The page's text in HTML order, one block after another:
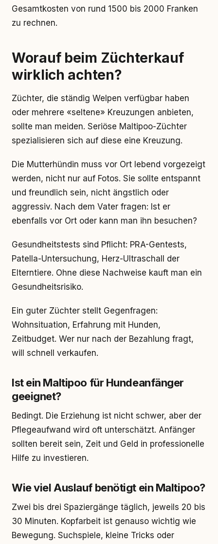
Gesamtkosten von rund 1500 bis 2000 Franken
zu rechnen.
Worauf beim Züchterkauf
wirklich achten?
Züchter, die ständig Welpen verfügbar haben
oder mehrere «seltene» Kreuzungen anbieten,
sollte man meiden. Seriöse Maltipoo-Züchter
spezialisieren sich auf diese eine Kreuzung.
Die Mutterhündin muss vor Ort lebend vorgezeigt
werden, nicht nur auf Fotos. Sie sollte entspannt
und freundlich sein, nicht ängstlich oder
aggressiv. Nach dem Vater fragen: Ist er
ebenfalls vor Ort oder kann man ihn besuchen?
Gesundheitstests sind Pflicht: PRA-Gentests,
Patella-Untersuchung, Herz-Ultraschall der
Elterntiere. Ohne diese Nachweise kauft man ein
Gesundheitsrisiko.
Ein guter Züchter stellt Gegenfragen:
Wohnsituation, Erfahrung mit Hunden,
Zeitbudget. Wer nur nach der Bezahlung fragt,
will schnell verkaufen.
Ist ein Maltipoo für Hundeanfänger
geeignet?
Bedingt. Die Erziehung ist nicht schwer, aber der
Pflegeaufwand wird oft unterschätzt. Anfänger
sollten bereit sein, Zeit und Geld in professionelle
Hilfe zu investieren.
Wie viel Auslauf benötigt ein Maltipoo?
Zwei bis drei Spaziergänge täglich, jeweils 20 bis
30 Minuten. Kopfarbeit ist genauso wichtig wie
Bewegung. Suchspiele, kleine Tricks oder